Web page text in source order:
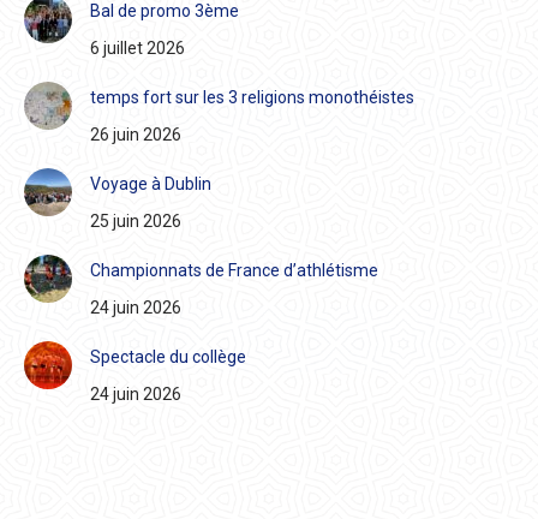
Bal de promo 3ème
6 juillet 2026
temps fort sur les 3 religions monothéistes
26 juin 2026
Voyage à Dublin
25 juin 2026
Championnats de France d’athlétisme
24 juin 2026
Spectacle du collège
24 juin 2026